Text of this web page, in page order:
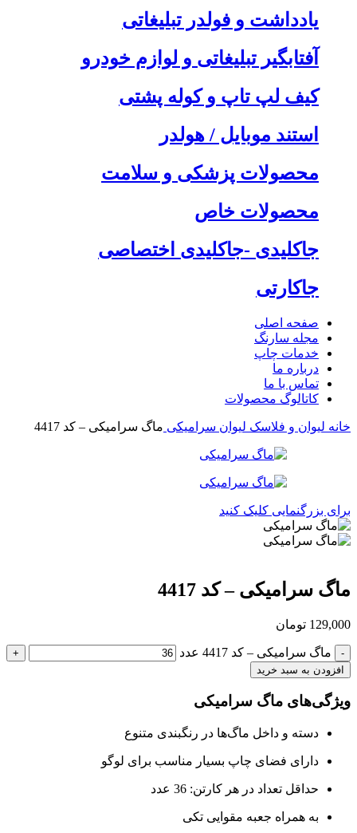
یادداشت و فولدر تبلیغاتی
آفتابگیر تبلیغاتی و لوازم خودرو
کیف لپ تاپ و کوله پشتی
استند موبایل / هولدر
محصولات پزشکی و سلامت
محصولات خاص
جاکلیدی -جاکلیدی اختصاصی
جاکارتی
صفحه اصلی
مجله سارنگ
خدمات چاپ
درباره ما
تماس با ما
کاتالوگ محصولات
خانه لیوان و فلاسک لیوان سرامیکی ماگ سرامیکی – کد 4417
برای بزرگنمایی کلیک کنید
ماگ سرامیکی – کد 4417
129,000 تومان
ماگ سرامیکی – کد 4417 عدد
افزودن به سبد خرید
ویژگی‌های ماگ سرامیکی
دسته و داخل ماگ‌ها در رنگبندی متنوع
دارای فضای چاپ بسیار مناسب برای لوگو
حداقل تعداد در هر کارتن: 36 عدد
به همراه جعبه مقوایی تکی